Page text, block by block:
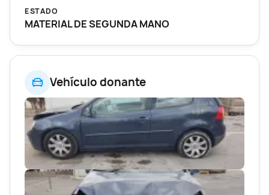
Vehículo donante
ESTADO
MATERIAL DE SEGUNDA MANO